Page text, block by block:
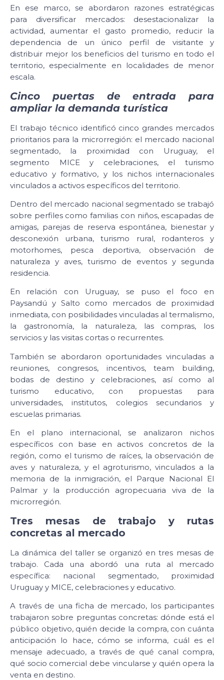
En ese marco, se abordaron razones estratégicas
para diversificar mercados: desestacionalizar la
actividad, aumentar el gasto promedio, reducir la
dependencia de un único perfil de visitante y
distribuir mejor los beneficios del turismo en todo el
territorio, especialmente en localidades de menor
escala.
Cinco puertas de entrada para
ampliar la demanda turística
El trabajo técnico identificó cinco grandes mercados
prioritarios para la microrregión: el mercado nacional
segmentado, la proximidad con Uruguay, el
segmento MICE y celebraciones, el turismo
educativo y formativo, y los nichos internacionales
vinculados a activos específicos del territorio.
Dentro del mercado nacional segmentado se trabajó
sobre perfiles como familias con niños, escapadas de
amigas, parejas de reserva espontánea, bienestar y
desconexión urbana, turismo rural, rodanteros y
motorhomes, pesca deportiva, observación de
naturaleza y aves, turismo de eventos y segunda
residencia.
En relación con Uruguay, se puso el foco en
Paysandú y Salto como mercados de proximidad
inmediata, con posibilidades vinculadas al termalismo,
la gastronomía, la naturaleza, las compras, los
servicios y las visitas cortas o recurrentes.
También se abordaron oportunidades vinculadas a
reuniones, congresos, incentivos, team building,
bodas de destino y celebraciones, así como al
turismo educativo, con propuestas para
universidades, institutos, colegios secundarios y
escuelas primarias.
En el plano internacional, se analizaron nichos
específicos con base en activos concretos de la
región, como el turismo de raíces, la observación de
aves y naturaleza, y el agroturismo, vinculados a la
memoria de la inmigración, el Parque Nacional El
Palmar y la producción agropecuaria viva de la
microrregión.
Tres mesas de trabajo y rutas
concretas al mercado
La dinámica del taller se organizó en tres mesas de
trabajo. Cada una abordó una ruta al mercado
específica: nacional segmentado, proximidad
Uruguay y MICE, celebraciones y educativo.
A través de una ficha de mercado, los participantes
trabajaron sobre preguntas concretas: dónde está el
público objetivo, quién decide la compra, con cuánta
anticipación lo hace, cómo se informa, cuál es el
mensaje adecuado, a través de qué canal compra,
qué socio comercial debe vincularse y quién opera la
venta en destino.